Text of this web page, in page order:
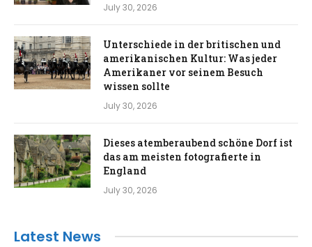
July 30, 2026
Unterschiede in der britischen und
amerikanischen Kultur: Was jeder
Amerikaner vor seinem Besuch
wissen sollte
July 30, 2026
Dieses atemberaubend schöne Dorf ist
das am meisten fotografierte in
England
July 30, 2026
Latest News